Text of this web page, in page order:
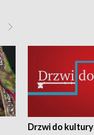
Drzwi do kultury